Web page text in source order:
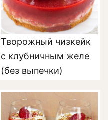
Творожный чизкейк
с клубничным желе
(без выпечки)